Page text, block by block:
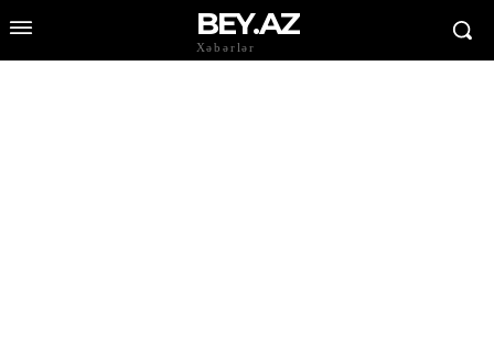
BEY.AZ
Xəbərlər